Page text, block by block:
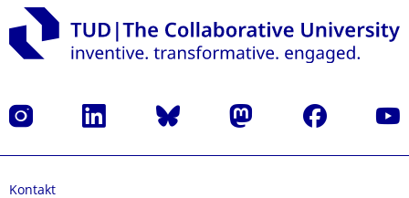
Instagram LinkedIn Bluesky Mastodon Facebook
Kontakt